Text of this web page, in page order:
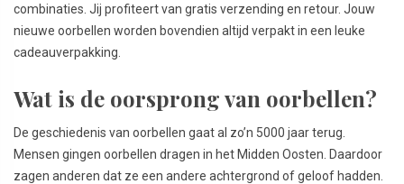
combinaties. Jij profiteert van gratis verzending en retour. Jouw
nieuwe oorbellen worden bovendien altijd verpakt in een leuke
cadeauverpakking.
Wat is de oorsprong van oorbellen?
De geschiedenis van oorbellen gaat al zo’n 5000 jaar terug.
Mensen gingen oorbellen dragen in het Midden Oosten. Daardoor
zagen anderen dat ze een andere achtergrond of geloof hadden.